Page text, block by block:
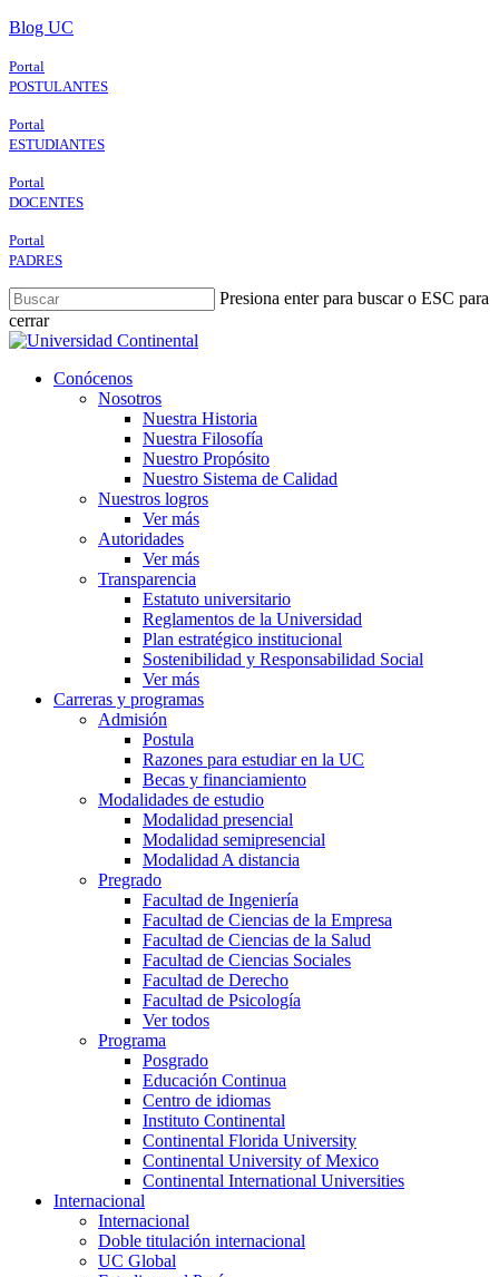
Skip
main
content
Blog UC
Portal
POSTULANTES
Portal
ESTUDIANTES
Portal
DOCENTES
Portal
PADRES
Presiona enter para buscar o ESC para
cerrar
Close
search
Menu
Conócenos
Nosotros
Nuestra Historia
Nuestra Filosofía
Nuestro Propósito
Nuestro Sistema de Calidad
Nuestros logros
Ver más
Autoridades
Ver más
Transparencia
Estatuto universitario
Reglamentos de la Universidad
Plan estratégico institucional
Sostenibilidad y Responsabilidad Social
Ver más
Carreras y programas
Admisión
Postula
Razones para estudiar en la UC
Becas y financiamiento
Modalidades de estudio
Modalidad presencial
Modalidad semipresencial
Modalidad A distancia
Pregrado
Facultad de Ingeniería
Facultad de Ciencias de la Empresa
Facultad de Ciencias de la Salud
Facultad de Ciencias Sociales
Facultad de Derecho
Facultad de Psicología
Ver todos
Programa
Posgrado
Educación Continua
Centro de idiomas
Instituto Continental
Continental Florida University
Continental University of Mexico
Continental International Universities
Internacional
Internacional
Doble titulación internacional
UC Global